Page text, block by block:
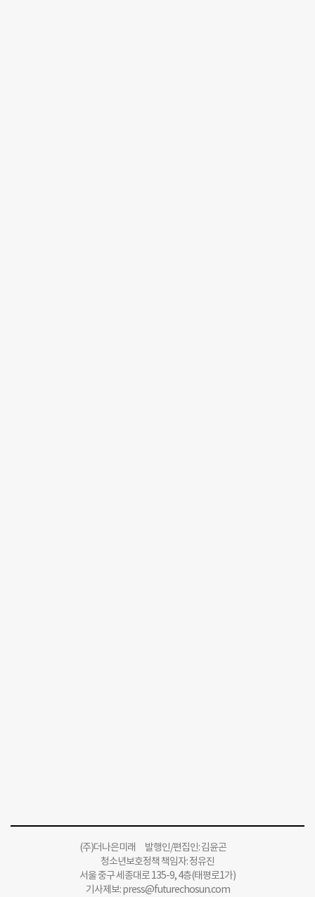
(주)더나은미래 발행인/편집인: 김윤곤
청소년보호정책 책임자: 정유진
서울 중구 세종대로 135-9, 4층(태평로1가)
기사제보:press@futurechosun.com